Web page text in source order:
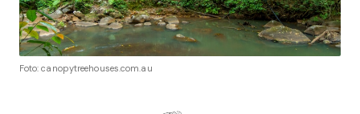
Foto: canopytreehouses.com.au